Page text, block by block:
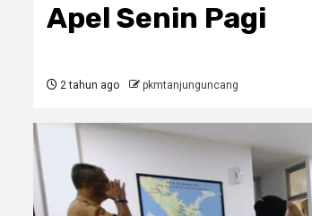
Apel Senin Pagi
2 tahun ago pkmtanjunguncang